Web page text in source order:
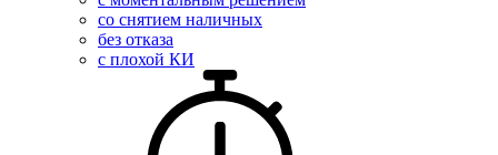
со снятием наличных
без отказа
с плохой КИ